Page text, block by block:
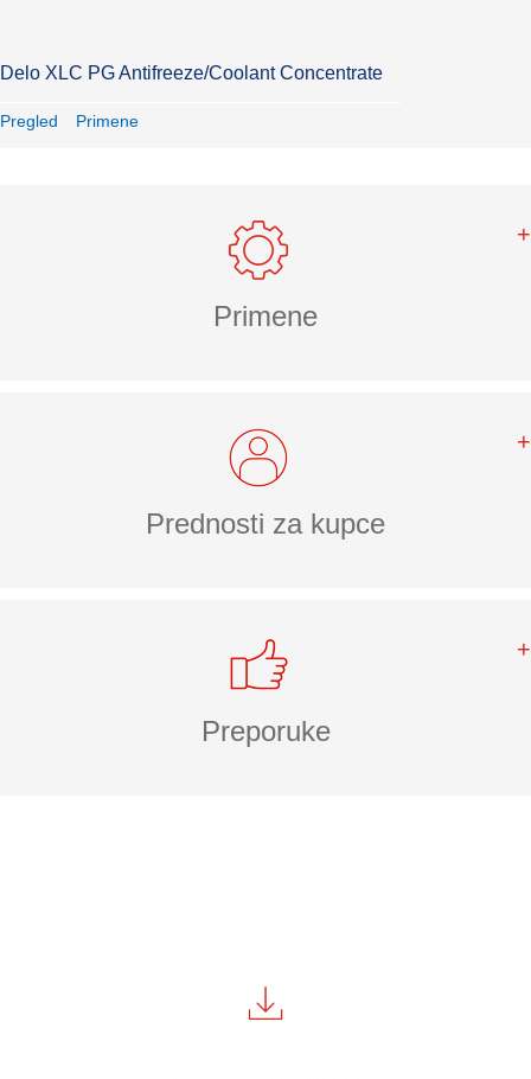
Delo XLC PG Antifreeze/Coolant Concentrate
Pregled Primene
Primene
Prednosti za kupce
Preporuke